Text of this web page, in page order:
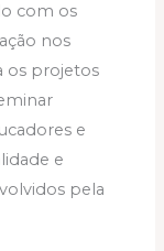
com os
nos
os projetos
e
e
pela